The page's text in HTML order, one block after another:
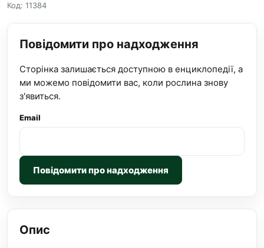
Код: 11384
Повідомити про надходження
Сторінка залишається доступною в енциклопедії, а
ми можемо повідомити вас, коли рослина знову
з'явиться.
Email
Повідомити про надходження
Опис